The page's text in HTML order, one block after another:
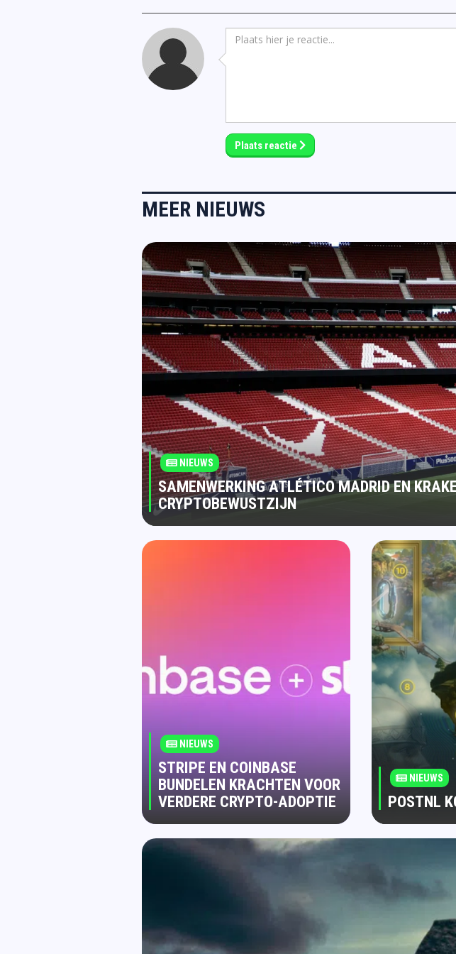
Plaats reactie
MEER NIEUWS
NIEUWS
SAMENWERKING ATLÉTICO MADRID EN
CRYPTOBEWUSTZIJN
NIEUWS
STRIPE EN COINBASE
BUNDELEN KRACHTEN VOOR
VERDERE CRYPTO-ADOPTIE
NIEUWS
POSTNL